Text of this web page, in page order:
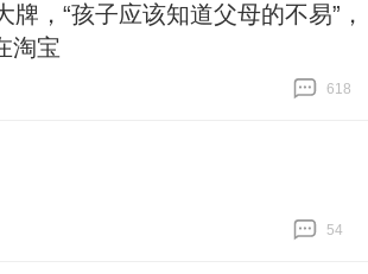
，“孩子应该知道父母的不易”，
淘宝
618
54